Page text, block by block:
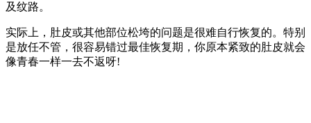
及纹路。
实际上，肚皮或其他部位松垮的问题是很难自行恢复的。特别
是放任不管，很容易错过最佳恢复期，你原本紧致的肚皮就会
像青春一样一去不返呀!